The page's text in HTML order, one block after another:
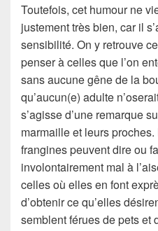
Toutefois, cet humour ne
justement très bien, car il
sensibilité. On y retrouve
penser à celles que l’on
sans aucune gêne de la
qu’aucun(e) adulte
s’agisse d’une remarque
marmaille et leurs
frangines peuvent dire ou
involontairement mal à
celles où elles en font
d’obtenir ce qu’elles
semblent férues de pets et